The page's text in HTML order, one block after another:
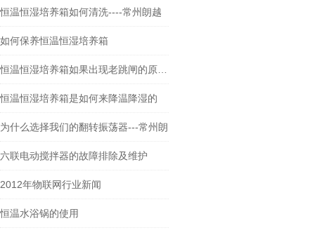
恒温恒湿培养箱如何清洗----常州朗越
如何保养恒温恒湿培养箱
恒温恒湿培养箱是如何来降温降湿的
为什么选择我们的翻转振荡器---常州朗
六联电动搅拌器的故障排除及维护
2012年物联网行业新闻
恒温水浴锅的使用